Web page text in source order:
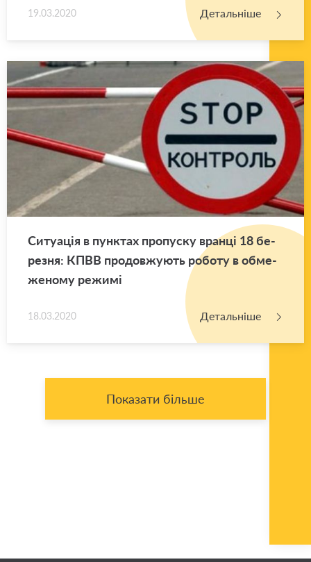
19.03.2020 Детальніше
Си­ту­а­ція в пун­ктах про­пу­ску вран­ці 18 бе­
ре­зня: КПВВ про­дов­жу­ють ро­бо­ту в обме­
же­но­му ре­жи­мі
18.03.2020 Детальніше
Показати більше